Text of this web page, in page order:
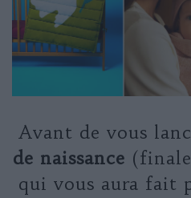
Avant de vous
de naissance
qui vous aura fait